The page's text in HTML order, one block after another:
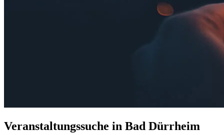
Veranstaltungssuche in Bad Dürrheim